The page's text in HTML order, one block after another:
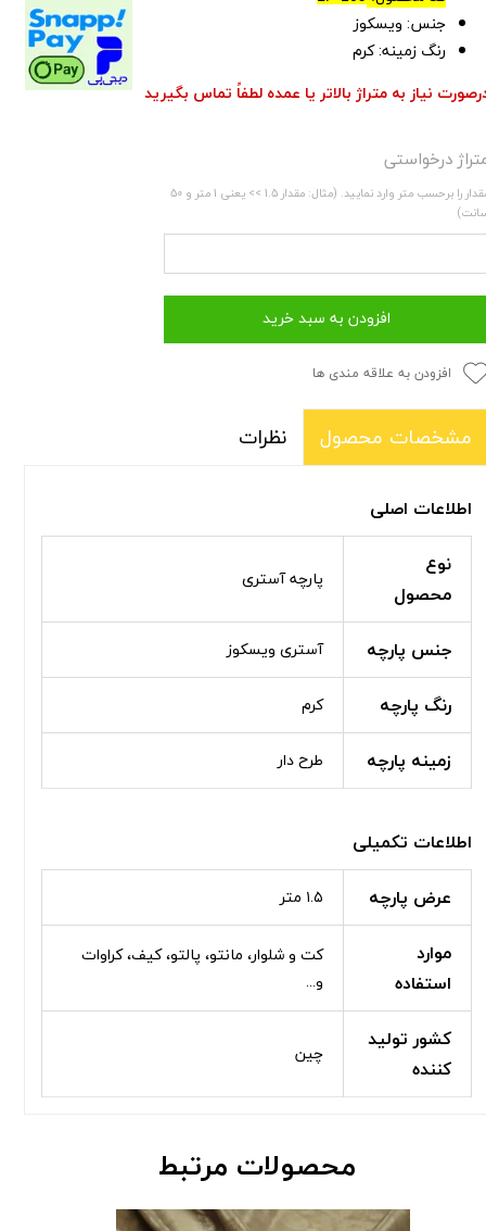
جنس: ویسکوز
رنگ زمینه: کرم
نیاز به متراژ بالاتر یا عمده لطفاً تماس بگیرید
درخواستی
مقدار را برحسب متر وارد نمایید. (مثال: مقدار 1.5 >> یعنی 1 متر و 50
افزودن به سبد خرید
افزودن به علاقه مندی ها
مشخصات محصول نظرات
اطلاعات اصلی
نوع
محصول
پارچه آستری
جنس پارچه آستری ویسکوز
رنگ پارچه کرم
زمینه پارچه طرح دار
اطلاعات تکمیلی
عرض پارچه
۱.۵ متر
موارد
استفاده
کت و شلوار، مانتو، پالتو، کیف، کراوات
و...
کشور تولید
کننده
چین
محصولات مرتبط